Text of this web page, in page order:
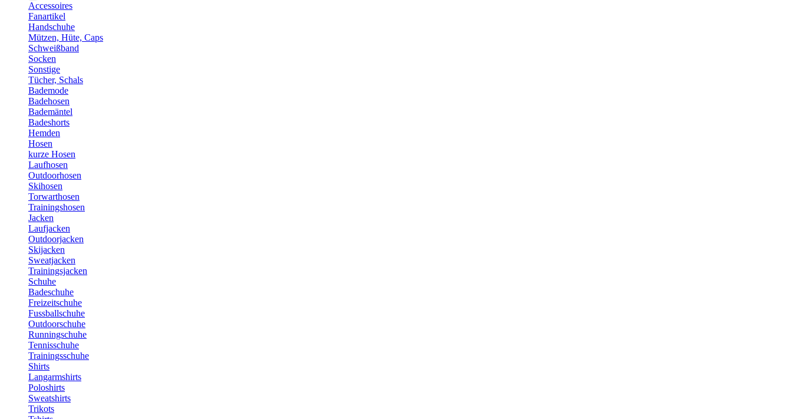
Accessoires
Fanartikel
Handschuhe
Mützen, Hüte, Caps
Schweißband
Socken
Sonstige
Tücher, Schals
Bademode
Badehosen
Bademäntel
Badeshorts
Hemden
Hosen
kurze Hosen
Laufhosen
Outdoorhosen
Skihosen
Torwarthosen
Trainingshosen
Jacken
Laufjacken
Outdoorjacken
Skijacken
Sweatjacken
Trainingsjacken
Schuhe
Badeschuhe
Freizeitschuhe
Fussballschuhe
Outdoorschuhe
Runningschuhe
Tennisschuhe
Trainingsschuhe
Shirts
Langarmshirts
Poloshirts
Sweatshirts
Trikots